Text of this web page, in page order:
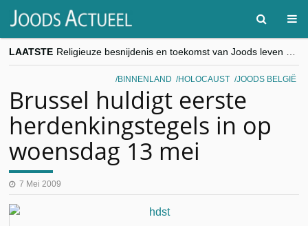
LAATSTE
“Besnijdenisdebat toont hoe moeilijk seculiere Westen minderheden begrijpt”, Jinnih Beels (Vooruit)
CITYTRIP | ROEMENIË – Boekarest: de verrassing van Oost-Europa
BINNENLAND HOLOCAUST JOODS BELGIË
Brussel huldigt eerste
herdenkingstegels in op
woensdag 13 mei
7 Mei 2009